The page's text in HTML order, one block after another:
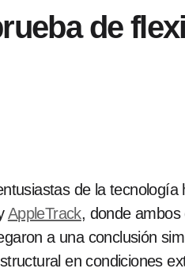
de
de la tecnología
AppleTrack, donde ambos
a una conclusión
en condiciones